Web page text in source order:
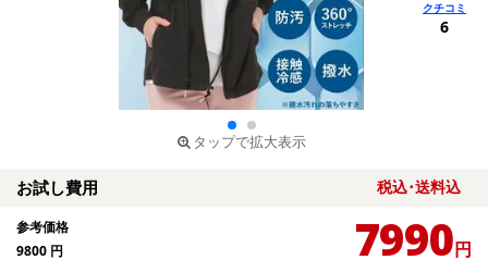
タップで拡大表示
6
お試し費用 税込･送料込
参考価格
9800 円 7990円